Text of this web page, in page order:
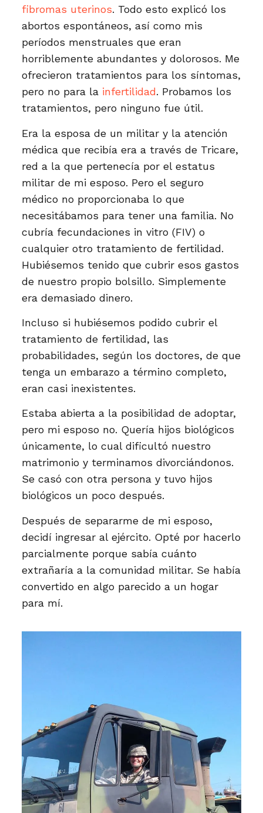
fibromas uterinos. Todo esto explicó los
abortos espontáneos, así como mis
períodos menstruales que eran
horriblemente abundantes y dolorosos. Me
ofrecieron tratamientos para los síntomas,
pero no para la infertilidad. Probamos los
tratamientos, pero ninguno fue útil.
Era la esposa de un militar y la atención
médica que recibía era a través de Tricare,
red a la que pertenecía por el estatus
militar de mi esposo. Pero el seguro
médico no proporcionaba lo que
necesitábamos para tener una familia. No
cubría fecundaciones in vitro (FIV) o
cualquier otro tratamiento de fertilidad.
Hubiésemos tenido que cubrir esos gastos
de nuestro propio bolsillo. Simplemente
era demasiado dinero.
Incluso si hubiésemos podido cubrir el
tratamiento de fertilidad, las
probabilidades, según los doctores, de que
tenga un embarazo a término completo,
eran casi inexistentes.
Estaba abierta a la posibilidad de adoptar,
pero mi esposo no. Quería hijos biológicos
únicamente, lo cual dificultó nuestro
matrimonio y terminamos divorciándonos.
Se casó con otra persona y tuvo hijos
biológicos un poco después.
Después de separarme de mi esposo,
decidí ingresar al ejército. Opté por hacerlo
parcialmente porque sabía cuánto
extrañaría a la comunidad militar. Se había
convertido en algo parecido a un hogar
para mí.